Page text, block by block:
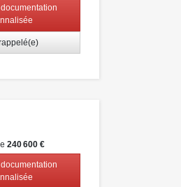
240 600 €